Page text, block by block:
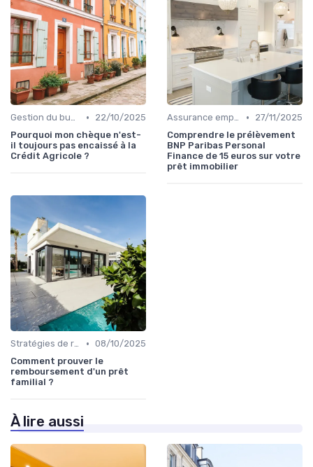
Gestion du budget •
22/10/2025
Pourquoi mon chèque n'est-
il toujours pas encaissé à la
Crédit Agricole ?
Assurance emprunteur •
27/11/2025
Comprendre le prélèvement
BNP Paribas Personal
Finance de 15 euros sur votre
prêt immobilier
Stratégies de remboursement • 08/10/2025
Comment prouver le
remboursement d'un prêt
familial ?
À lire aussi